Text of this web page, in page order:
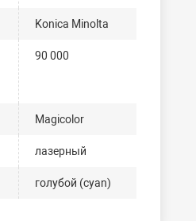
Konica Minolta
90 000
Magicolor
лазерный
голубой (cyan)